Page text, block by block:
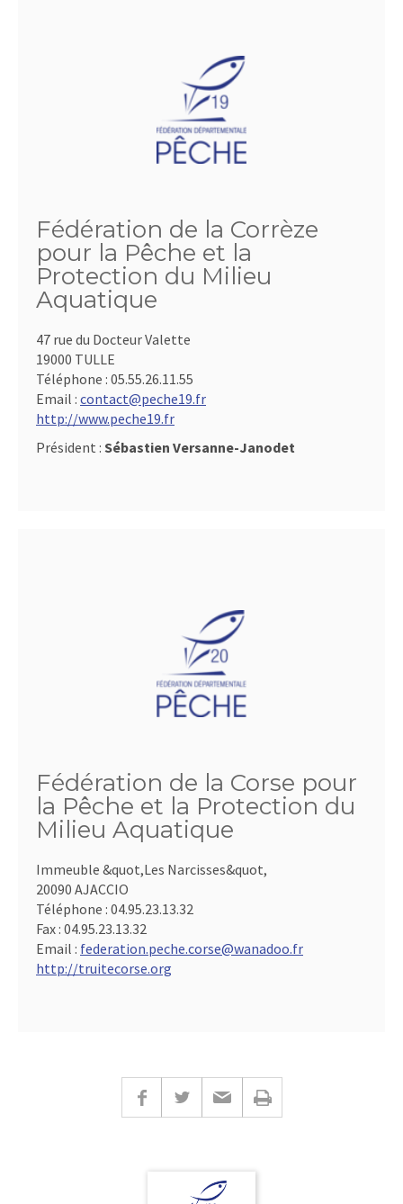
Fédération de la Corrèze
pour la Pêche et la
Protection du Milieu
Aquatique
47 rue du Docteur Valette
19000 TULLE
Téléphone : 05.55.26.11.55
Email : contact@peche19.fr
http://www.peche19.fr
Président : Sébastien Versanne-Janodet
Fédération de la Corse pour
la Pêche et la Protection du
Milieu Aquatique
Immeuble &quot,Les Narcisses&quot,
20090 AJACCIO
Téléphone : 04.95.23.13.32
Fax : 04.95.23.13.32
Email : federation.peche.corse@wanadoo.fr
http://truitecorse.org